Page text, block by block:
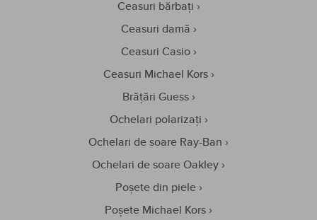
Ceasuri bărbați
Ceasuri damă
Ceasuri Casio
Ceasuri Michael Kors
Brățări Guess
Ochelari polarizați
Ochelari de soare Ray-Ban
Ochelari de soare Oakley
Poșete din piele
Poșete Michael Kors